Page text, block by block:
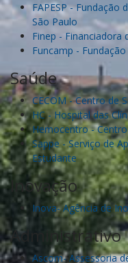
FAPESP - Fundação
São Paulo
Finep - Financiadora
Funcamp -
Saúde
CECOM - Centro de
HC - Hospital das
Hemocentro -
Sappe - Serviço de
Estudante
Inovação
Inova- Agência de
Administrativo
Ascom- Assessoria